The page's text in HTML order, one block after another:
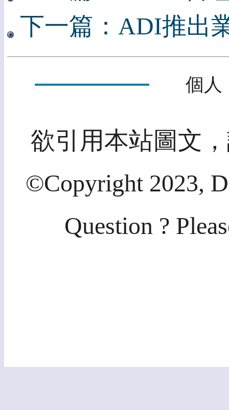
下一篇：ADI推出
個人
欲引用本站圖文
©Copyright 2023,
Question ?